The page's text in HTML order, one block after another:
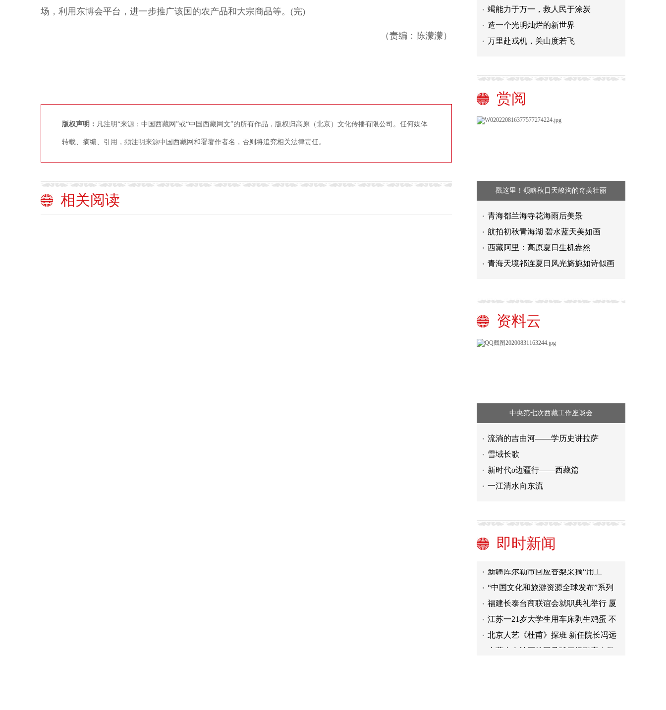
场，利用东博会平台，进一步推广该国的农产品和大宗商品等。(完)
（责编：陈濛濛）
版权声明： 凡注明“来源：中国西藏网”或“中国西藏网文”的所有作品，版权归高原（北京）文化传播有限公司。任何媒体
转载、摘编、引用，须注明来源中国西藏网和署著作者名，否则将追究相关法律责任。
相关阅读
竭能力于万一，救人民于涂炭
造一个光明灿烂的新世界
万里赴戎机，关山度若飞
赏阅
戳这里！领略秋日天峻沟的奇美壮丽
青海都兰海寺花海雨后美景
航拍初秋青海湖 碧水蓝天美如画
西藏阿里：高原夏日生机盎然
青海天境祁连夏日风光旖旎如诗似画
资料云
中央第七次西藏工作座谈会
流淌的吉曲河——学历史讲拉萨
雪域长歌
新时代o边疆行——西藏篇
一江清水向东流
即时新闻
感染者21例
生产生活秩序
台湾青年体验扇面绘画 “沉浸式”感受
难”问题
“中国文化和旅游资源全球发布”系列
活动在京启动 首场推介广西巴马
福建长泰台商联谊会就职典礼举行 厦
门银行现场授信不低于10亿元
江苏一21岁大学生用车床剥生鸡蛋 不
破不漏
北京人艺《杜甫》探班 新任院长冯远
征亮相
内蒙古自治区校园足球四级联赛小学